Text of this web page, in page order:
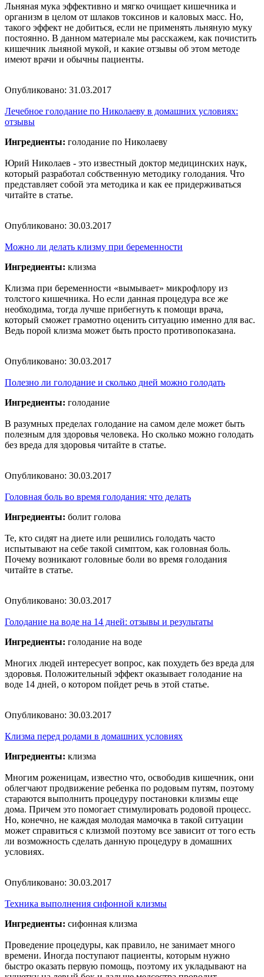
Льняная мука эффективно и мягко очищает кишечника и
организм в целом от шлаков токсинов и каловых масс. Но,
такого эффект не добиться, если не применять льняную муку
постоянно. В данном материале мы расскажем, как почистить
кишечник льняной мукой, и какие отзывы об этом методе
имеют врачи и обычны пациенты.
Опубликовано: 31.03.2017
Лечебное голодание по Николаеву в домашних условиях:
отзывы
Ингредиенты: голодание по Николаеву
Юрий Николаев - это известный доктор медицинских наук,
который разработал собственную методику голодания. Что
представляет собой эта методика и как ее придерживаться
читайте в статье.
Опубликовано: 30.03.2017
Можно ли делать клизму при беременности
Ингредиенты: клизма
Клизма при беременности «вымывает» микрофлору из
толстого кишечника. Но если данная процедура все же
необходима, тогда лучше прибегнуть к помощи врача,
который сможет грамотно оценить ситуацию именно для вас.
Ведь порой клизма может быть просто противопоказана.
Опубликовано: 30.03.2017
Полезно ли голодание и сколько дней можно голодать
Ингредиенты: голодание
В разумных пределах голодание на самом деле может быть
полезным для здоровья человека. Но сколько можно голодать
без вреда для здоровья читайте в статье.
Опубликовано: 30.03.2017
Головная боль во время голодания: что делать
Ингредиенты: болит голова
Те, кто сидят на диете или решились голодать часто
испытывают на себе такой симптом, как головная боль.
Почему возникают головные боли во время голодания
читайте в статье.
Опубликовано: 30.03.2017
Голодание на воде на 14 дней: отзывы и результаты
Ингредиенты: голодание на воде
Многих людей интересует вопрос, как похудеть без вреда для
здоровья. Положительный эффект оказывает голодание на
воде 14 дней, о котором пойдет речь в этой статье.
Опубликовано: 30.03.2017
Клизма перед родами в домашних условиях
Ингредиенты: клизма
Многим роженицам, известно что, освободив кишечник, они
облегчают продвижение ребенка по родовым путям, поэтому
стараются выполнить процедуру постановки клизмы еще
дома. Причем это помогает стимулировать родовой процесс.
Но, конечно, не каждая молодая мамочка в такой ситуации
может справиться с клизмой поэтому все зависит от того есть
ли возможность сделать данную процедуру в домашних
условиях.
Опубликовано: 30.03.2017
Техника выполнения сифонной клизмы
Ингредиенты: сифонная клизма
Проведение процедуры, как правило, не занимает много
времени. Иногда поступают пациенты, которым нужно
быстро оказать первую помощь, поэтому их укладывают на